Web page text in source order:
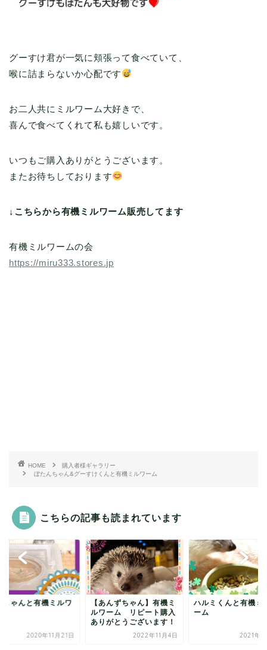
グーすけ君が一気に頬張って食べていて、
喉に詰まらないか心配です
お二人共にミルワーム大好きで、
喜んで食べてくれて私も嬉しいです。
いつもご購入ありがとうございます。
またお待ちしております
↓こちらから有機ミルワーム販売してます
有機ミルワームの会
https://miru333.stores.jp
HOME
購入者様ギャラリー
ぼたんちゃん&グーすけくんと有機ミルワーム
こちらの記事も読まれています
しゃんと有機ミルワ
2020年11月21日
【あんずちゃん】有機ミ
ルワーム リピート購入
ありがとうございます！
2022年11月4日
ハルミくんと有機ミ
ーム
2021年2